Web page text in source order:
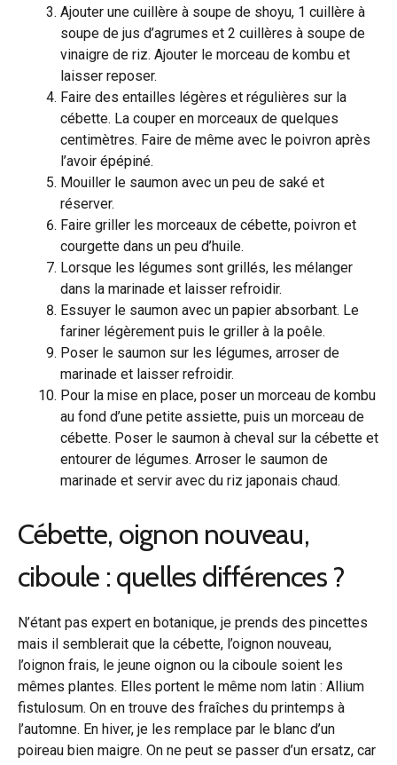
Ajouter une cuillère à soupe de shoyu, 1 cuillère à
soupe de jus d’agrumes et 2 cuillères à soupe de
vinaigre de riz. Ajouter le morceau de kombu et
laisser reposer.
Faire des entailles légères et régulières sur la
cébette. La couper en morceaux de quelques
centimètres. Faire de même avec le poivron après
l’avoir épépiné.
Mouiller le saumon avec un peu de saké et
réserver.
Faire griller les morceaux de cébette, poivron et
courgette dans un peu d’huile.
Lorsque les légumes sont grillés, les mélanger
dans la marinade et laisser refroidir.
Essuyer le saumon avec un papier absorbant. Le
fariner légèrement puis le griller à la poêle.
Poser le saumon sur les légumes, arroser de
marinade et laisser refroidir.
Pour la mise en place, poser un morceau de kombu
au fond d’une petite assiette, puis un morceau de
cébette. Poser le saumon à cheval sur la cébette et
entourer de légumes. Arroser le saumon de
marinade et servir avec du riz japonais chaud.
Cébette, oignon nouveau,
ciboule : quelles différences ?
N’étant pas expert en botanique, je prends des pincettes
mais il semblerait que la cébette, l’oignon nouveau,
l’oignon frais, le jeune oignon ou la ciboule soient les
mêmes plantes. Elles portent le même nom latin : Allium
fistulosum. On en trouve des fraîches du printemps à
l’automne. En hiver, je les remplace par le blanc d’un
poireau bien maigre. On ne peut se passer d’un ersatz, car